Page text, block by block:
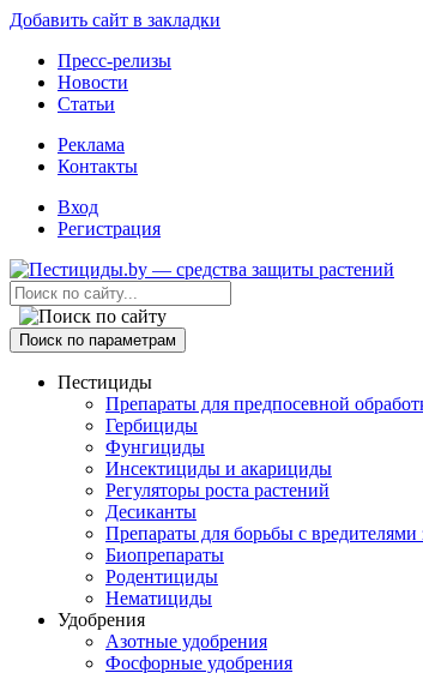
Добавить сайт в закладки
Пресс-релизы
Новости
Статьи
Реклама
Контакты
Вход
Регистрация
Поиск по параметрам
Пестициды
Препараты для предпосевной
Гербициды
Фунгициды
Инсектициды и акарициды
Регуляторы роста растений
Десиканты
Препараты для борьбы с вредителями
Биопрепараты
Родентициды
Нематициды
Удобрения
Азотные удобрения
Фосфорные удобрения